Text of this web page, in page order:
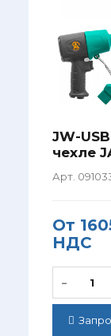
JW-
чехле
Арт.
От
НДС
-